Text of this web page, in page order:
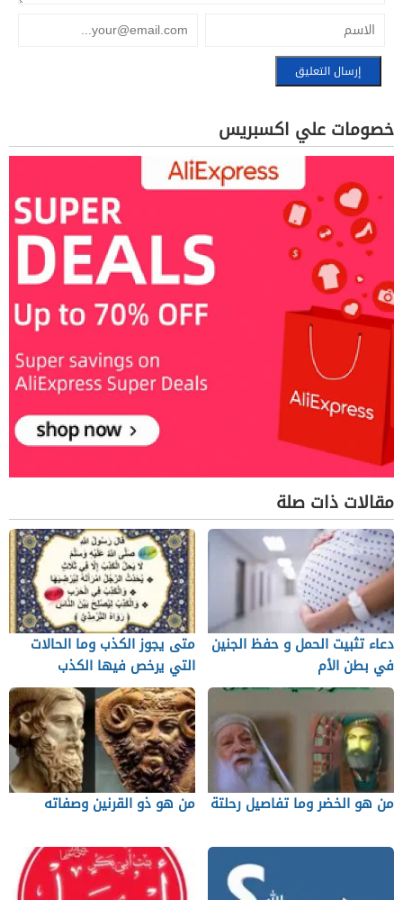
خصومات علي اكسبريس
مقالات ذات صلة
دعاء تثبيت الحمل و حفظ الجنين
في بطن الأم
متى يجوز الكذب وما الحالات
التي يرخص فيها الكذب
من هو الخضر وما تفاصيل رحلتة من هو ذو القرنين وصفاته